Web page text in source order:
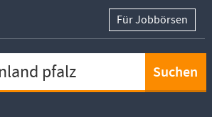
Für Jobbörsen